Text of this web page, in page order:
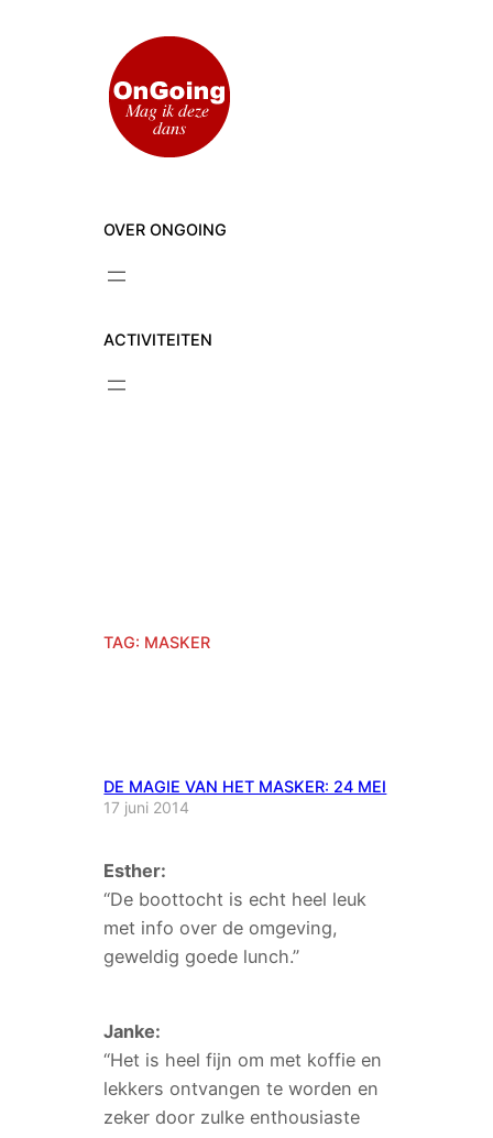
OVER ONGOING
ACTIVITEITEN
TAG: MASKER
DE MAGIE VAN HET MASKER: 24 MEI
17 juni 2014
Esther:
“De boottocht is echt heel leuk
met info over de omgeving,
geweldig goede lunch.”
Janke:
“Het is heel fijn om met koffie en
lekkers ontvangen te worden en
zeker door zulke enthousiaste